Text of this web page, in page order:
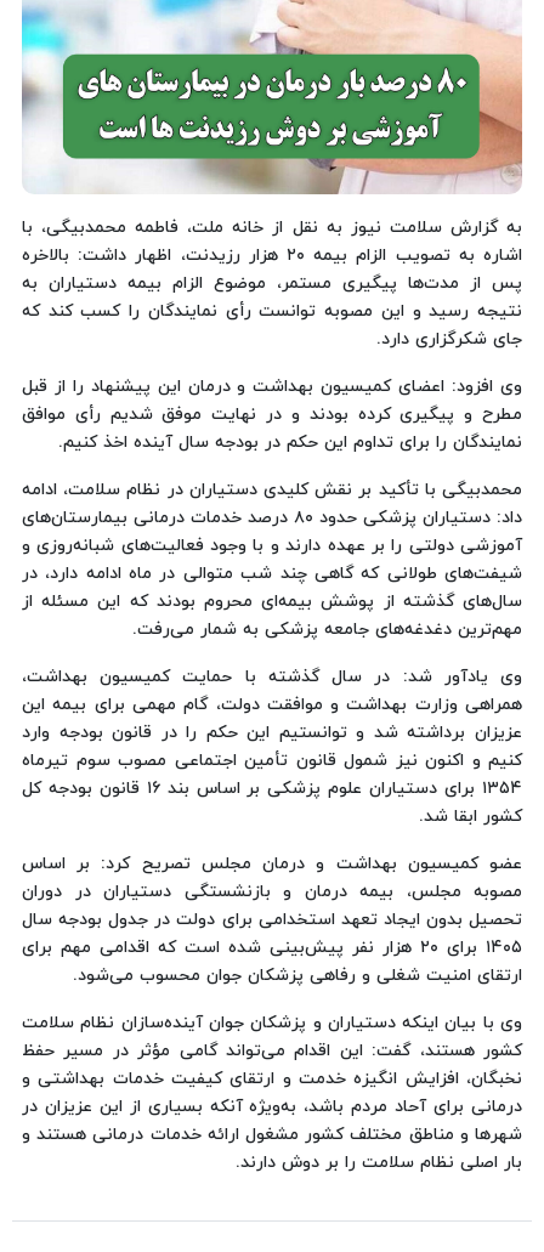
به گزارش سلامت نیوز به نقل از خانه ملت، فاطمه محمدبیگی، با
اشاره به تصویب الزام بیمه ۲۰ هزار رزیدنت، اظهار داشت: بالاخره
پس از مدت‌ها پیگیری مستمر، موضوع الزام بیمه دستیاران به
نتیجه رسید و این مصوبه توانست رأی نمایندگان را کسب کند که
جای شکرگزاری دارد.
وی افزود: اعضای کمیسیون بهداشت و درمان این پیشنهاد را از قبل
مطرح و پیگیری کرده بودند و در نهایت موفق شدیم رأی موافق
نمایندگان را برای تداوم این حکم در بودجه سال آینده اخذ کنیم.
محمدبیگی با تأکید بر نقش کلیدی دستیاران در نظام سلامت، ادامه
داد: دستیاران پزشکی حدود ۸۰ درصد خدمات درمانی بیمارستان‌های
آموزشی دولتی را بر عهده دارند و با وجود فعالیت‌های شبانه‌روزی و
شیفت‌های طولانی که گاهی چند شب متوالی در ماه ادامه دارد، در
سال‌های گذشته از پوشش بیمه‌ای محروم بودند که این مسئله از
مهم‌ترین دغدغه‌های جامعه پزشکی به شمار می‌رفت.
وی یادآور شد: در سال گذشته با حمایت کمیسیون بهداشت،
همراهی وزارت بهداشت و موافقت دولت، گام مهمی برای بیمه این
عزیزان برداشته شد و توانستیم این حکم را در قانون بودجه وارد
کنیم و اکنون نیز شمول قانون تأمین اجتماعی مصوب سوم تیرماه
۱۳۵۴ برای دستیاران علوم پزشکی بر اساس بند ۱۶ قانون بودجه کل
کشور ابقا شد.
عضو کمیسیون بهداشت و درمان مجلس تصریح کرد: بر اساس
مصوبه مجلس، بیمه درمان و بازنشستگی دستیاران در دوران
تحصیل بدون ایجاد تعهد استخدامی برای دولت در جدول بودجه سال
۱۴۰۵ برای ۲۰ هزار نفر پیش‌بینی شده است که اقدامی مهم برای
ارتقای امنیت شغلی و رفاهی پزشکان جوان محسوب می‌شود.
وی با بیان اینکه دستیاران و پزشکان جوان آینده‌سازان نظام سلامت
کشور هستند، گفت: این اقدام می‌تواند گامی مؤثر در مسیر حفظ
نخبگان، افزایش انگیزه خدمت و ارتقای کیفیت خدمات بهداشتی و
درمانی برای آحاد مردم باشد، به‌ویژه آنکه بسیاری از این عزیزان در
شهرها و مناطق مختلف کشور مشغول ارائه خدمات درمانی هستند و
بار اصلی نظام سلامت را بر دوش دارند.